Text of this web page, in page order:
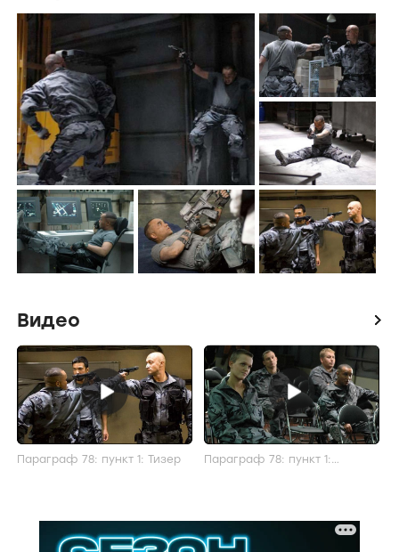
Видео icon
Параграф 78: пункт 1: Тизер
Параграф 78: пункт 1: